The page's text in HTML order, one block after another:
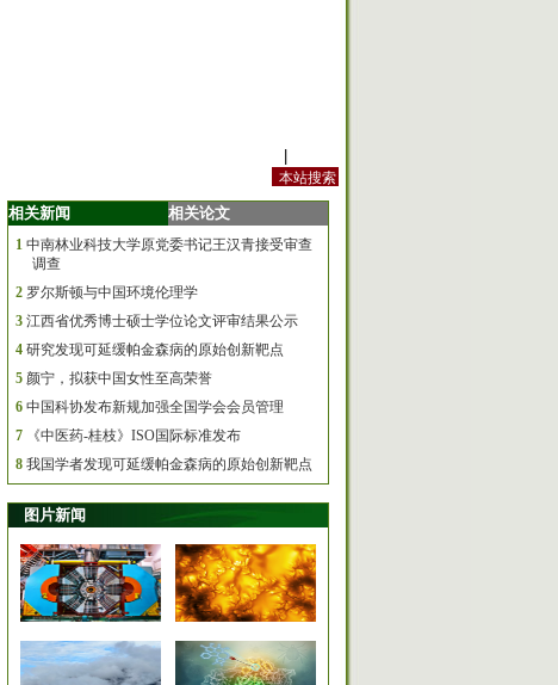
相关新闻 相关论文
1 中南林业科技大学原党委书记王汉青接受审查
调查
2 罗尔斯顿与中国环境伦理学
3 江西省优秀博士硕士学位论文评审结果公示
4 研究发现可延缓帕金森病的原始创新靶点
5 颜宁，拟获中国女性至高荣誉
6 中国科协发布新规加强全国学会会员管理
7
《中医药-桂枝》ISO国际标准发布
8 我国学者发现可延缓帕金森病的原始创新靶点
图片新闻